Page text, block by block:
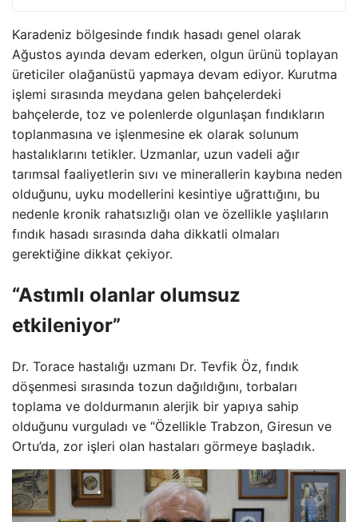
Karadeniz bölgesinde fındık hasadı genel olarak
Ağustos ayında devam ederken, olgun ürünü toplayan
üreticiler olağanüstü yapmaya devam ediyor. Kurutma
işlemi sırasında meydana gelen bahçelerdeki
bahçelerde, toz ve polenlerde olgunlaşan fındıkların
toplanmasına ve işlenmesine ek olarak solunum
hastalıklarını tetikler. Uzmanlar, uzun vadeli ağır
tarımsal faaliyetlerin sıvı ve minerallerin kaybına neden
olduğunu, uyku modellerini kesintiye uğrattığını, bu
nedenle kronik rahatsızlığı olan ve özellikle yaşlıların
fındık hasadı sırasında daha dikkatli olmaları
gerektiğine dikkat çekiyor.
“Astımlı olanlar olumsuz
etkileniyor”
Dr. Torace hastalığı uzmanı Dr. Tevfik Öz, fındık
döşenmesi sırasında tozun dağıldığını, torbaları
toplama ve doldurmanın alerjik bir yapıya sahip
olduğunu vurguladı ve “Özellikle Trabzon, Giresun ve
Ortu’da, zor işleri olan hastaları görmeye başladık.